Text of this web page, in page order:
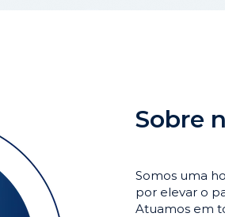
Sobre
Somos uma
por elevar o
Atuamos em